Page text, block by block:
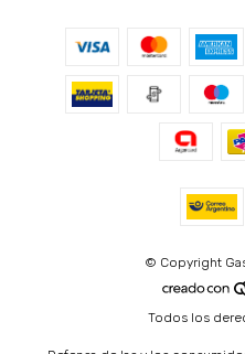
© Copyright
Todos los